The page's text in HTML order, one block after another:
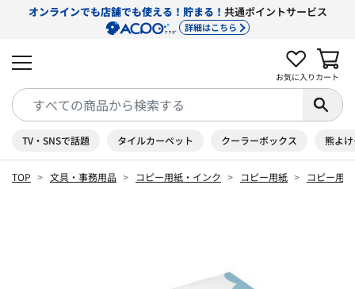
オンラインでも店舗でも使える！貯まる！ 共通ポイントサービス
詳細はこちら
お気に入り カート
TV・SNSで話題 タイルカーペット クーラーボックス 熊よ
TOP 文具・事務用品 コピー用紙・インク コピー用紙 コピー用紙